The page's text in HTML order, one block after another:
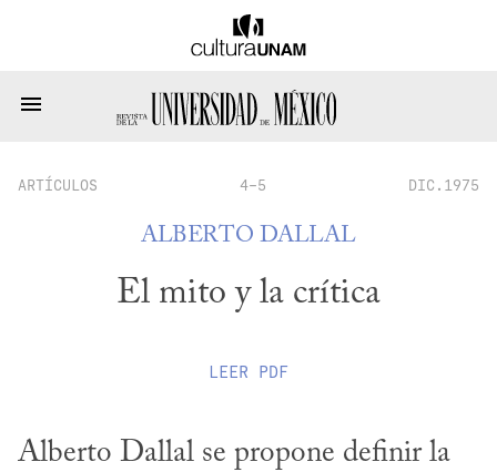
ARTÍCULOS 4-5 DIC.1975
ALBERTO DALLAL
El mito y la crítica
LEER PDF
Alberto Dallal se propone definir la